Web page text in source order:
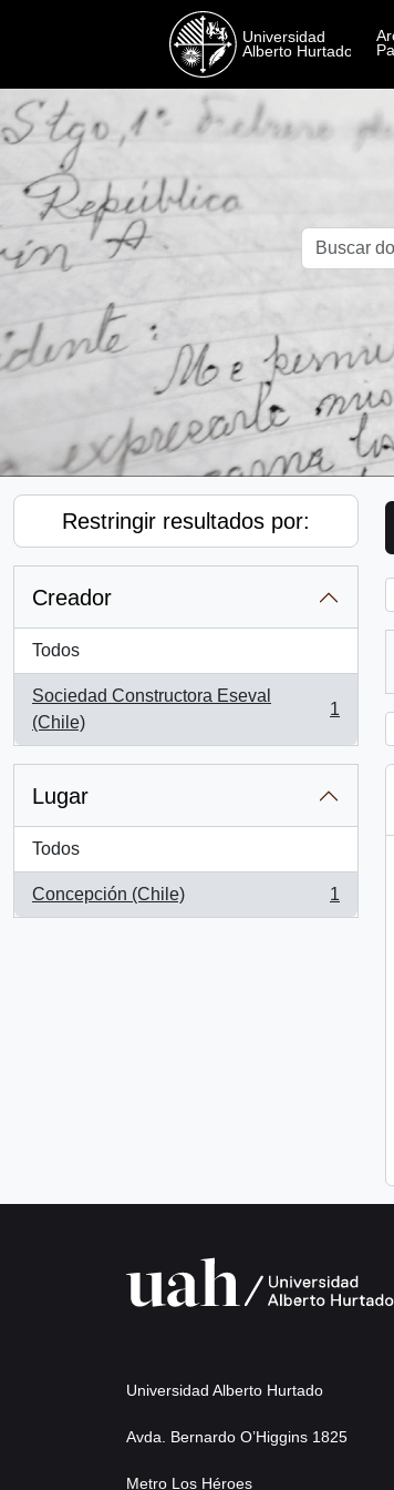
Restringir resultados por:
Creador
Todos
Sociedad Constructora Eseval
(Chile)
, 1 resultados
1
Lugar
Todos
Concepción (Chile)
, 1 resultados
1
Universidad Alberto Hurtado
Avda. Bernardo O’Higgins 1825
Metro Los Héroes